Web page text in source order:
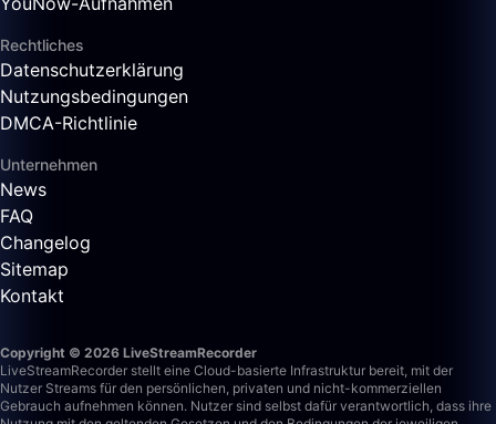
Rechtliches
Datenschutzerklärung
Nutzungsbedingungen
DMCA-Richtlinie
Unternehmen
News
FAQ
Changelog
Sitemap
Kontakt
Copyright © 2026 LiveStreamRecorder
LiveStreamRecorder stellt eine Cloud-basierte Infrastruktur bereit, mit der
Nutzer Streams für den persönlichen, privaten und nicht-kommerziellen
Gebrauch aufnehmen können. Nutzer sind selbst dafür verantwortlich, dass ihre